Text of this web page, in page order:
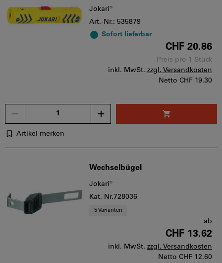
Jokari®
Art.-Nr.: 535879
Sofort lieferbar
CHF 20.86
Preis pro 1 Stück
inkl. MwSt. zzgl. Versandkosten
Netto CHF 19.30
Artikel merken
Wechselbügel
Jokari®
Kat. Nr.728036
5 Varianten
ab
CHF 13.62
inkl. MwSt. zzgl. Versandkosten
Netto CHF 12.60